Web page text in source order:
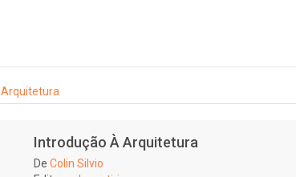
Arquitetura
Introdução À Arquitetura
De Colin Silvio